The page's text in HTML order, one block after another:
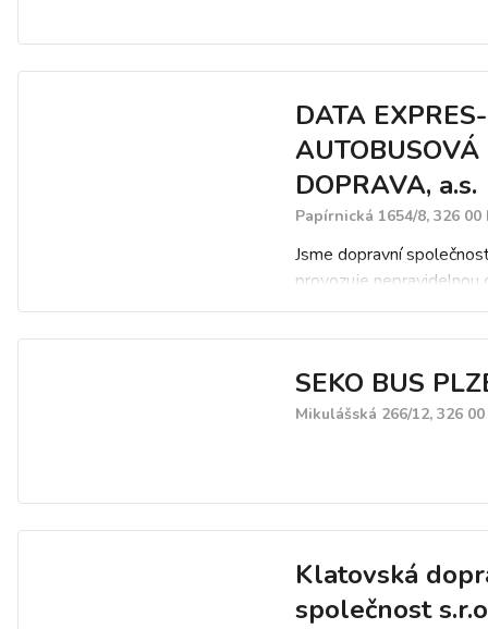
DATA EXPRES-
AUTOBUSOVÁ
DOPRAVA, a.s.
Papírnická 1654/8, 326 00
Jsme dopravní
provozuje nepravidelnou
dopravu v rámci České
celé Evropy. Nabízíme
55 osob. Prodej
olejů.
SEKO BUS
Mikulášská 266/12, 326
Klatovská
společnost